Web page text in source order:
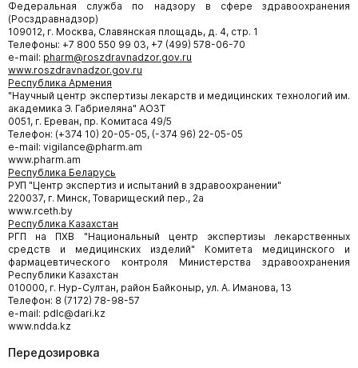
Федеральная служба по надзору в сфере здравоохранения
(Росздравнадзор)
109012, г. Москва, Славянская площадь, д. 4, стр. 1
Телефоны: +7 800 550 99 03, +7 (499) 578-06-70
e-mail: pharm@roszdravnadzor.gov.ru
www.roszdravnadzor.gov.ru
Республика Армения
"Научный центр экспертизы лекарств и медицинских технологий им.
академика Э. Габриеляна" АОЗТ
0051, г. Ереван, пр. Комитаса 49/5
Телефон: (+374 10) 20-05-05, (-374 96) 22-05-05
e-mail: vigilance@pharm.am
www.pharm.am
Республика Беларусь
РУП "Центр экспертиз и испытаний в здравоохранении"
220037, г. Минск, Товарищеский пер., 2а
www.rceth.by
Республика Казахстан
РГП на ПХВ "Национальный центр экспертизы лекарственных
средств и медицинских изделий" Комитета медицинского и
фармацевтического контроля Министерства здравоохранения
Республики Казахстан
010000, г. Нур-Султан, район Байконыр, ул. А. Иманова, 13
Телефон: 8 (7172) 78-98-57
e-mail: pdlc@dari.kz
www.ndda.kz
Передозировка